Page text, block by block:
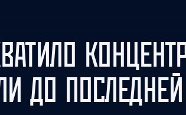
Салават Юлаев
Сибирь
ДО ПОСЛЕДНЕЙ